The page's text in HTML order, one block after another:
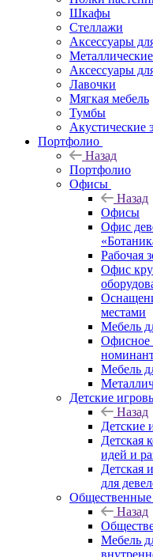
Шкафы
Стеллажи
Аксессуары
Аксессуары
Лавочки
Мягкая мебель
Тумбы
Акустические
Портфолио
Назад
Портфолио
Офисы
Назад
Офисы
Офис
Рабочая
Офис
местами
Мебель
Офисное
Мебель
Детские
Назад
Детские
Детская
идей и
Детская
для
Общественные
Назад
Мебель